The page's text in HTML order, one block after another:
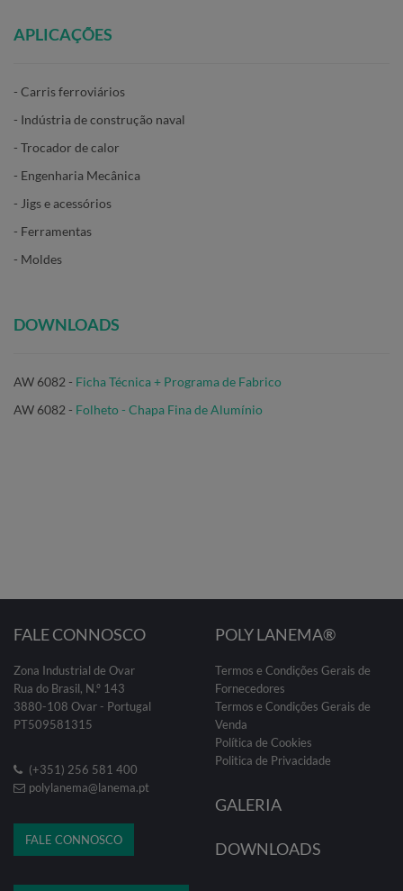
APLICAÇÕES
- Carris ferroviários
- Indústria de construção naval
- Trocador de calor
- Engenharia Mecânica
- Jigs e acessórios
- Ferramentas
- Moldes
DOWNLOADS
AW 6082 - Ficha Técnica + Programa de Fabrico
AW 6082 - Folheto - Chapa Fina de Alumínio
FALE CONNOSCO
Zona Industrial de Ovar
Rua do Brasil, N.º 143
3880-108 Ovar - Portugal
PT509581315
(+351) 256 581 400
polylanema@lanema.pt
FALE CONNOSCO
POLY LANEMA®
Termos e Condições Gerais de
Fornecedores
Termos e Condições Gerais de
Venda
Política de Cookies
Politica de Privacidade
GALERIA
DOWNLOADS